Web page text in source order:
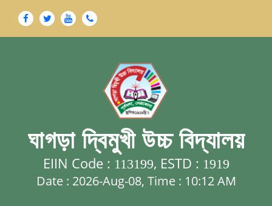
ঘাগড়া দ্বিমুখী উচ্চ বিদ্যালয়
EIIN Code : 113199, ESTD : 1919
Date : 2026-Aug-08, Time : 10:12 AM